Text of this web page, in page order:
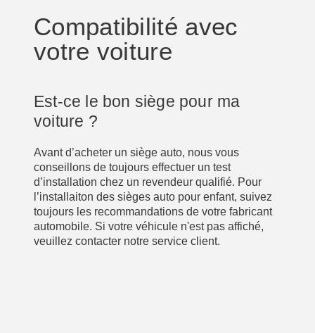
Compatibilité avec
votre voiture
Est-ce le bon siège pour ma
voiture ?
Avant d’acheter un siège auto, nous vous
conseillons de toujours effectuer un test
d’installation chez un revendeur qualifié. Pour
l’installaiton des sièges auto pour enfant, suivez
toujours les recommandations de votre fabricant
automobile. Si votre véhicule n'est pas affiché,
veuillez contacter notre service client.